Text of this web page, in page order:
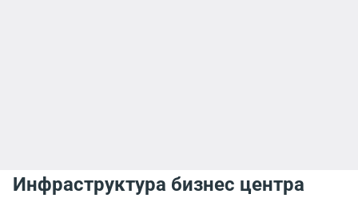
Инфраструктура бизнес центра